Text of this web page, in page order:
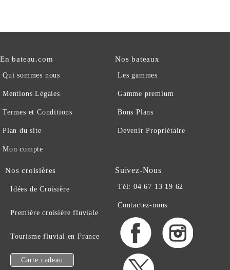
En bateau.com
Qui sommes nous
Mentions Légales
Termes et Conditions
Plan du site
Mon compte
Nos bateaux
Les gammes
Gamme premium
Bons Plans
Devenir Propriétaire
Nos croisières
Idées de Croisière
Première croisière fluviale
Tourisme fluvial en France
Carte cadeau
Suivez-Nous
Tél: 04 67 13 19 62
Contactez-nous